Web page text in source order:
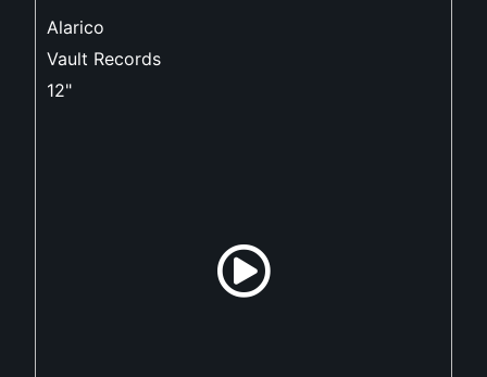
Alarico
Vault Records
12"